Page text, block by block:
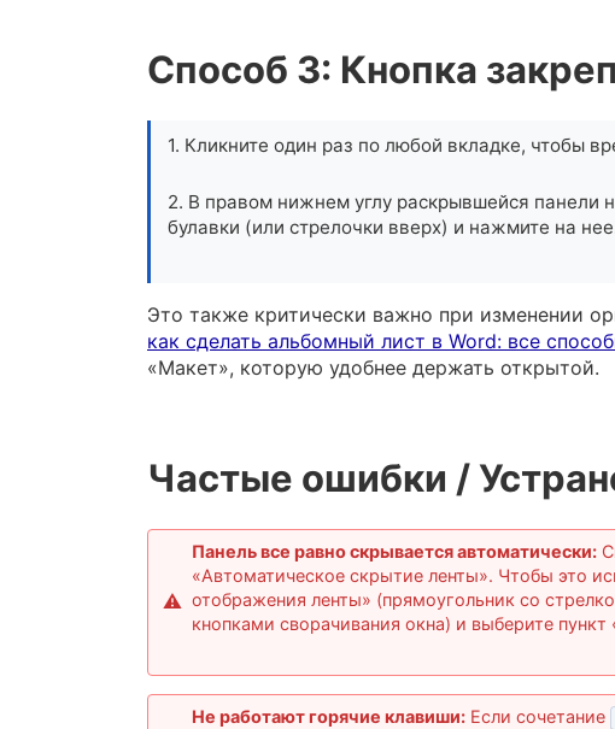
Способ 3: Кнопка
1. Кликните один раз по любой вкладке, чтобы
2. В правом нижнем углу раскрывшейся панели
булавки (или стрелочки вверх) и нажмите на
Это также критически важно при изменении
как сделать альбомный лист в Word: все
«Макет», которую удобнее держать открытой.
Частые ошибки /
Панель все равно скрывается автоматически:
«Автоматическое скрытие ленты». Чтобы это
отображения ленты» (прямоугольник со
кнопками сворачивания окна) и выберите
Не работают горячие клавиши: Если сочетание